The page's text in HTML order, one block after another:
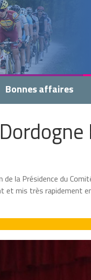
Bonnes affaires
de la Présidence du
et mis très rapidement